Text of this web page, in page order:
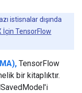
istisnalar dışında
İçin TensorFlow
TensorFlow
bir kitaplıktır.